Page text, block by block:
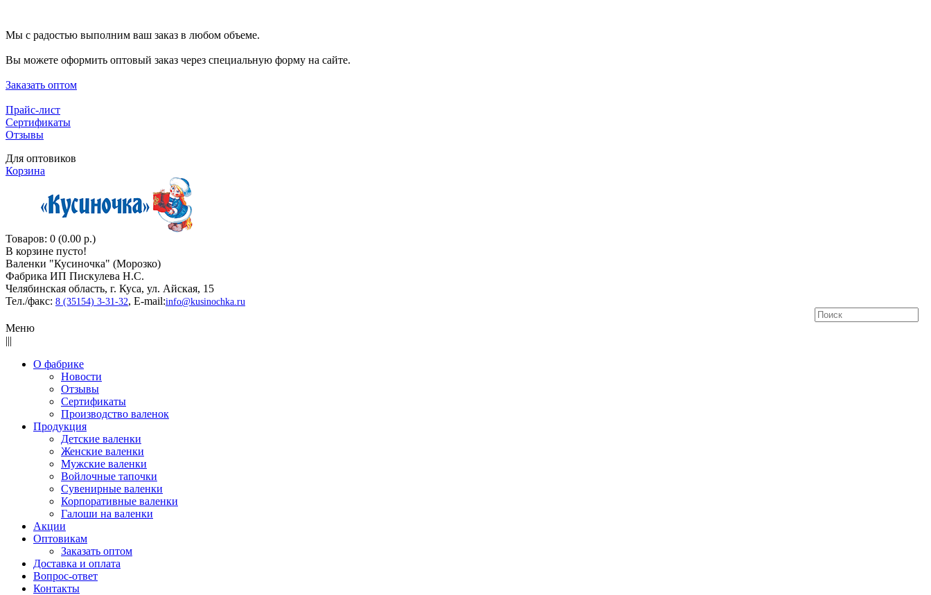
Мы с радостью выполним ваш заказ в любом объеме.
Вы можете оформить оптовый заказ через специальную форму на сайте.
Заказать оптом
Прайс-лист
Сертификаты
Отзывы
Для оптовиков
Корзина
Товаров: 0 (0.00 р.)
В корзине пусто!
Валенки "Кусиночкa" (Морозко)
Фабрика ИП Пискулева Н.С.
Челябинская область, г. Куса, ул. Айская, 15
Тел./факс: 8 (35154) 3-31-32, E-mail:info@kusinochka.ru
Меню
|||
О фабрике
Новости
Отзывы
Сертификаты
Производство валенок
Продукция
Детские валенки
Женские валенки
Мужские валенки
Войлочные тапочки
Сувенирные валенки
Корпоративные валенки
Галоши на валенки
Акции
Оптовикам
Заказать оптом
Доставка и оплата
Вопрос-ответ
Контакты